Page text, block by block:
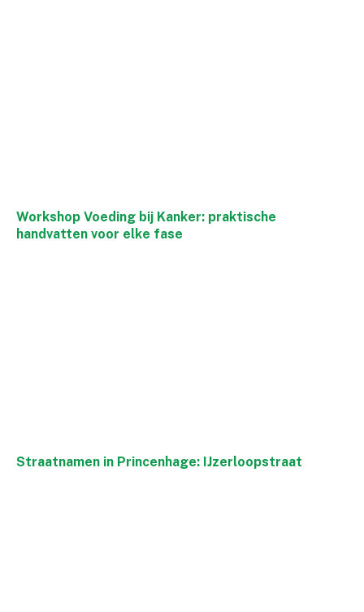
Workshop Voeding bij Kanker: praktische
handvatten voor elke fase
Straatnamen in Princenhage: IJzerloopstraat